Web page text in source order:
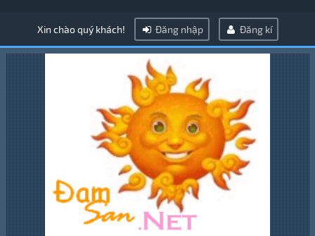
Xin chào quý khách! Đăng nhập Đăng kí